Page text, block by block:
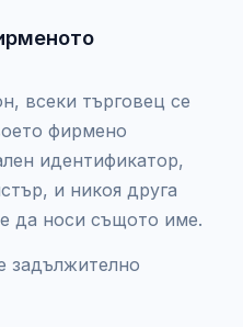
всеки търговец се
фирмено
идентификатор,
и никоя друга
да носи същото име.
задължително